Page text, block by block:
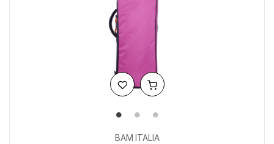
BAM ITALIA